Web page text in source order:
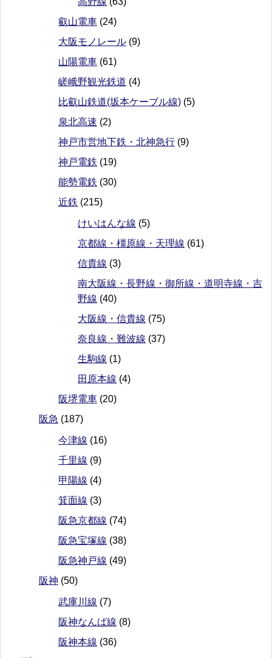
叡山電車 (24)
大阪モノレール (9)
山陽電車 (61)
嵯峨野観光鉄道 (4)
比叡山鉄道(坂本ケーブル線) (5)
泉北高速 (2)
神戸市営地下鉄・北神急行 (9)
神戸電鉄 (19)
能勢電鉄 (30)
近鉄 (215)
けいはんな線 (5)
京都線・橿原線・天理線 (61)
信貴線 (3)
南大阪線・長野線・御所線・道明寺線・吉
野線 (40)
大阪線・信貴線 (75)
奈良線・難波線 (37)
生駒線 (1)
田原本線 (4)
阪堺電車 (20)
阪急 (187)
今津線 (16)
千里線 (9)
甲陽線 (4)
箕面線 (3)
阪急京都線 (74)
阪急宝塚線 (38)
阪急神戸線 (49)
阪神 (50)
武庫川線 (7)
阪神なんば線 (8)
阪神本線 (36)